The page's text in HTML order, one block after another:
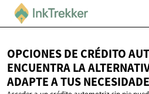
OPCIONES DE CRÉDITO
ENCUENTRA LA
ADAPTE ATUS